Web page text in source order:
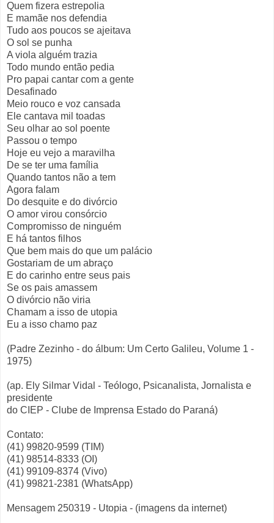
Quem fizera estrepolia
E mamãe nos defendia
Tudo aos poucos se ajeitava
O sol se punha
A viola alguém trazia
Todo mundo então pedia
Pro papai cantar com a gente
Desafinado
Meio rouco e voz cansada
Ele cantava mil toadas
Seu olhar ao sol poente
Passou o tempo
Hoje eu vejo a maravilha
De se ter uma família
Quando tantos não a tem
Agora falam
Do desquite e do divórcio
O amor virou consórcio
Compromisso de ninguém
E há tantos filhos
Que bem mais do que um palácio
Gostariam de um abraço
E do carinho entre seus pais
Se os pais amassem
O divórcio não viria
Chamam a isso de utopia
Eu a isso chamo paz
(Padre Zezinho - do álbum: Um Certo Galileu, Volume 1 -
1975)
(ap. Ely Silmar Vidal - Teólogo, Psicanalista, Jornalista e
presidente
do CIEP - Clube de Imprensa Estado do Paraná)
Contato:
(41) 99820-9599 (TIM)
(41) 98514-8333 (OI)
(41) 99109-8374 (Vivo)
(41) 99821-2381 (WhatsApp)
Mensagem 250319 - Utopia - (imagens da internet)